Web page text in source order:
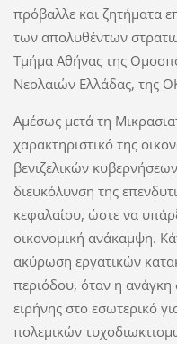
πρόβαλλε και ζητήματα
των απολυθέντων
Τμήμα Αθήνας της
Νεολαιών Ελλάδας, της
Αμέσως μετά τη
χαρακτηριστικό της
βενιζελικών
διευκόλυνση της
κεφαλαίου, ώστε να
οικονομική ανάκαμψη.
ακύρωση εργατικών
περιόδου, όταν η ανάγκη
ειρήνης στο εσωτερικό
πολεμικών